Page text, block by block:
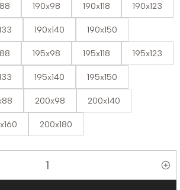
190x98 190x118 190x123
190x140 190x150
195x98 195x118 195x123
195x140 195x150
200x98 200x140
200x180